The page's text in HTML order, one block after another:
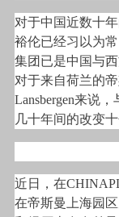
对于中国近数十
裕伦已经习以为
集团已是中国与
对于来自荷兰的
Lansbergen来说
几十年间的改变
近日，在
在帝斯曼上海园